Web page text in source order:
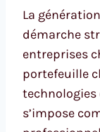
La
démarche
entreprises
portefeuille
technologies
s’impose